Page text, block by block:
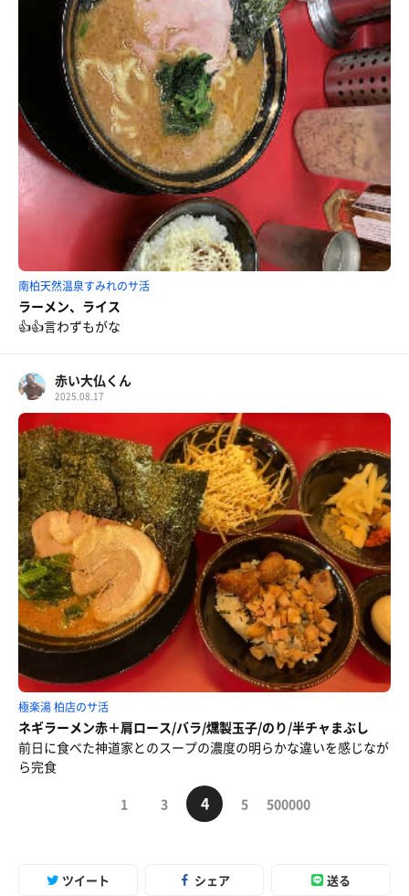
南柏天然温泉すみれのサ活
ラーメン、ライス
👍👍言わずもがな
赤い大仏くん
2025.08.17
極楽湯 柏店のサ活
ネギラーメン赤＋肩ロース/バラ/燻製玉子/のり/半チャまぶし
前日に食べた神道家とのスープの濃度の明らかな違いを感じなが
ら完食
1 3 4 5 500000
ツイート シェア 送る